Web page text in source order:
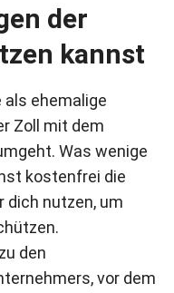
der
kannst
ehemalige
Zoll mit dem
Was wenige
kostenfrei die
dich nutzen, um
den
vor dem